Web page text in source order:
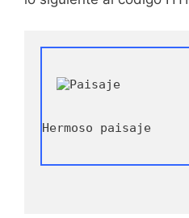
Hermoso paisaje